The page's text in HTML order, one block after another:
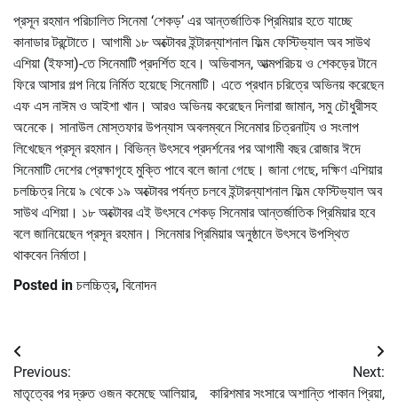
প্রসূন রহমান পরিচালিত সিনেমা ‘শেকড়’ এর আন্তর্জাতিক প্রিমিয়ার হতে যাচ্ছে
কানাডার টরন্টোতে। আগামী ১৮ অক্টোবর ইন্টারন্যাশনাল ফিল্ম ফেস্টিভ্যাল অব সাউথ
এশিয়া (ইফসা)-তে সিনেমাটি প্রদর্শিত হবে। অভিবাসন, আত্মপরিচয় ও শেকড়ের টানে
ফিরে আসার গল্প নিয়ে নির্মিত হয়েছে সিনেমাটি। এতে প্রধান চরিত্রে অভিনয় করেছেন
এফ এস নাঈম ও আইশা খান। আরও অভিনয় করেছেন দিলারা জামান, সমু চৌধুরীসহ
অনেকে। সানাউল মোস্তফার উপন্যাস অবলম্বনে সিনেমার চিত্রনাট্য ও সংলাপ
লিখেছেন প্রসূন রহমান। বিভিন্ন উৎসবে প্রদর্শনের পর আগামী বছর রোজার ঈদে
সিনেমাটি দেশের প্রেক্ষাগৃহে মুক্তি পাবে বলে জানা গেছে। জানা গেছে, দক্ষিণ এশিয়ার
চলচ্চিত্র নিয়ে ৯ থেকে ১৯ অক্টোবর পর্যন্ত চলবে ইন্টারন্যাশনাল ফিল্ম ফেস্টিভ্যাল অব
সাউথ এশিয়া। ১৮ অক্টোবর এই উৎসবে শেকড় সিনেমার আন্তর্জাতিক প্রিমিয়ার হবে
বলে জানিয়েছেন প্রসূন রহমান। সিনেমার প্রিমিয়ার অনুষ্ঠানে উৎসবে উপস্থিত
থাকবেন নির্মাতা।
Posted in চলচ্চিত্র, বিনোদন
Post
navigation
Previous:
মাতৃত্বের পর দ্রুত ওজন কমেছে আলিয়ার,
Next:
কারিশমার সংসারে অশান্তি পাকান প্রিয়া,